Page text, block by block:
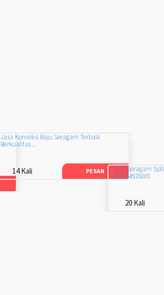
Jasa Konveksi Baju Seragam Terbaik
Berkualitas ...
14 Kali PESAN
Jual Seragam
081284928000
20 Kali